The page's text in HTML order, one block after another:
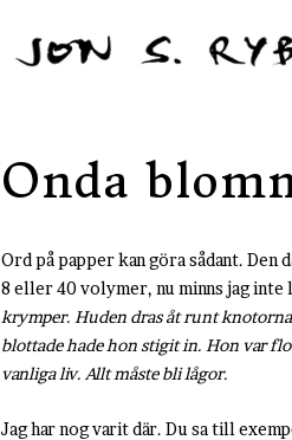
Onda
Ord på papper kan göra sådant. Den
8 eller 40 volymer, nu minns jag inte
krymper. Huden dras åt runt
blottade hade hon stigit in. Hon var
vanliga liv. Allt måste bli lågor.
Jag har nog varit där. Du sa till